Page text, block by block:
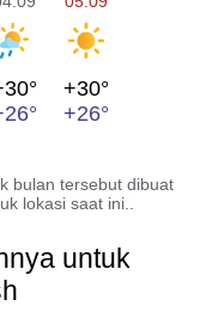
+30°
+26°
bulan tersebut dibuat
lokasi saat ini..
untuk